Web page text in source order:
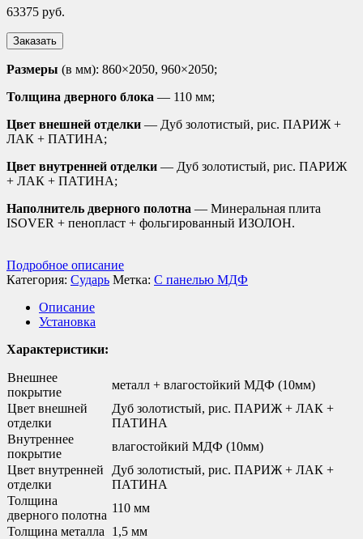
63375 руб.
Заказать
Размеры (в мм): 860×2050, 960×2050;
Толщина дверного блока — 110 мм;
Цвет внешней отделки — Дуб золотистый, рис. ПАРИЖ +
ЛАК + ПАТИНА;
Цвет внутренней отделки — Дуб золотистый, рис. ПАРИЖ
+ ЛАК + ПАТИНА;
Наполнитель дверного полотна — Минеральная плита
ISOVER + пенопласт + фольгированный ИЗОЛОН.
Подробное описание
Категория: Сударь Метка: С панелью МДФ
Описание
Установка
Характеристики:
Внешнее
покрытие
металл + влагостойкий МДФ (10мм)
Цвет внешней
отделки
Дуб золотистый, рис. ПАРИЖ + ЛАК +
ПАТИНА
Внутреннее
покрытие
влагостойкий МДФ (10мм)
Цвет внутренней
отделки
Дуб золотистый, рис. ПАРИЖ + ЛАК +
ПАТИНА
Толщина
дверного полотна
110 мм
Толщина металла
1,5 мм